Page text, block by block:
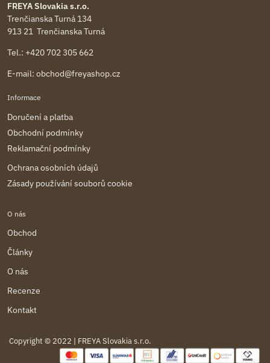
FREYA Slovakia s.r.o.
Trenčianska Turná 134
913 21 Trenčianska Turná
Tel.: +420 702 305 662
E-mail: obchod@freyashop.cz
Informace
Doručení a platba
Obchodní podmínky
Reklamační podmínky
Ochrana osobních údajů
Zásady používání souborů cookie
O nás
Obchod
Články
O nás
Recenze
Kontakt
Copyright © 2022 | FREYA Slovakia s.r.o.